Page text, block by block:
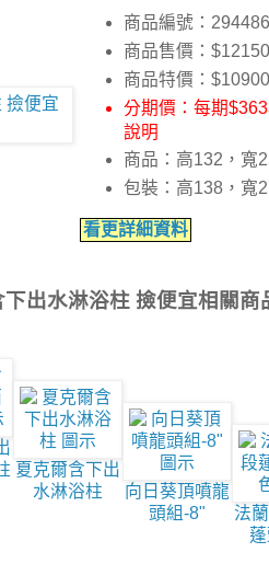
商品編號：294486
商品售價：$12150
商品特價： $10900
分期價：每期
說明
商品：高132，寬
包裝：高138，寬
看更詳細資料
下出水淋浴柱 撿便宜相關商
夏克爾含下出
水淋浴柱
向日葵頂噴龍
頭組-8"
法